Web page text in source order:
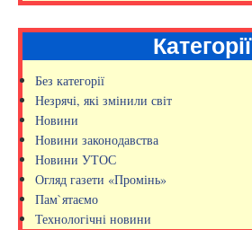
Категорії
Без категорії
Незрячі, які змінили світ
Новини
Новини законодавства
Новини УТОС
Огляд газети «Промінь»
Пам`ятаємо
Технологічні новини